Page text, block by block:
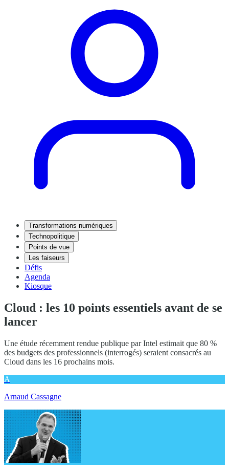
Transformations numériques
Technopolitique
Points de vue
Les faiseurs
Défis
Agenda
Kiosque
Cloud : les 10 points essentiels avant de se
lancer
Une étude récemment rendue publique par Intel estimait que 80 %
des budgets des professionnels (interrogés) seraient consacrés au
Cloud dans les 16 prochains mois.
A
Arnaud Cassagne